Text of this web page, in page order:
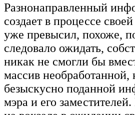
Разнонаправленный
создает в процессе
уже превысил, похоже,
следовало ожидать,
никак не смогли бы
массив
безыскусно поданной
мэра и его